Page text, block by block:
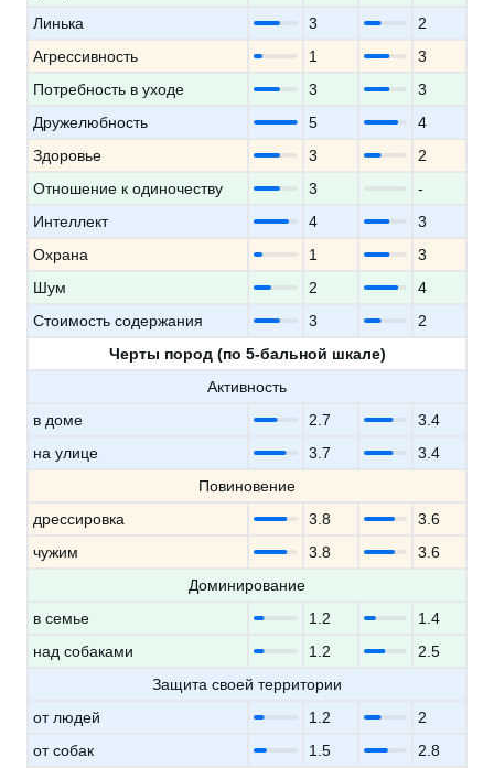
Линька 3
2
Агрессивность
1
3
Потребность в уходе
3
3
Дружелюбность
5
4
Здоровье
3
2
Отношение к одиночеству
3
-
Интеллект
4
3
Охрана
1
3
Шум
2
4
Стоимость содержания
3
2
Черты пород (по 5-бальной шкале)
Активность
в доме
2.7
3.4
на улице
3.7
3.4
Повиновение
дрессировка
3.8
3.6
чужим
3.8
3.6
Доминирование
в семье
1.2
1.4
над собаками
1.2
2.5
Защита своей территории
от людей
1.2
2
от собак
1.5
2.8